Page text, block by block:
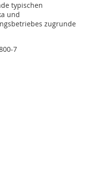
typischen
und
zugrunde
7